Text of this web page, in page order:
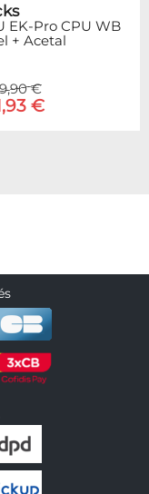
EK-Pro CPU WB
+ Acetal
€
€